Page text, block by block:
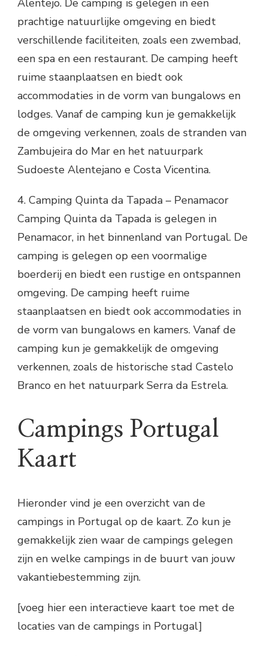
Alentejo. De camping is gelegen in een
prachtige natuurlijke omgeving en biedt
verschillende faciliteiten, zoals een zwembad,
een spa en een restaurant. De camping heeft
ruime staanplaatsen en biedt ook
accommodaties in de vorm van bungalows en
lodges. Vanaf de camping kun je gemakkelijk
de omgeving verkennen, zoals de stranden van
Zambujeira do Mar en het natuurpark
Sudoeste Alentejano e Costa Vicentina.
4. Camping Quinta da Tapada – Penamacor
Camping Quinta da Tapada is gelegen in
Penamacor, in het binnenland van Portugal. De
camping is gelegen op een voormalige
boerderij en biedt een rustige en ontspannen
omgeving. De camping heeft ruime
staanplaatsen en biedt ook accommodaties in
de vorm van bungalows en kamers. Vanaf de
camping kun je gemakkelijk de omgeving
verkennen, zoals de historische stad Castelo
Branco en het natuurpark Serra da Estrela.
Campings Portugal
Kaart
Hieronder vind je een overzicht van de
campings in Portugal op de kaart. Zo kun je
gemakkelijk zien waar de campings gelegen
zijn en welke campings in de buurt van jouw
vakantiebestemming zijn.
[voeg hier een interactieve kaart toe met de
locaties van de campings in Portugal]